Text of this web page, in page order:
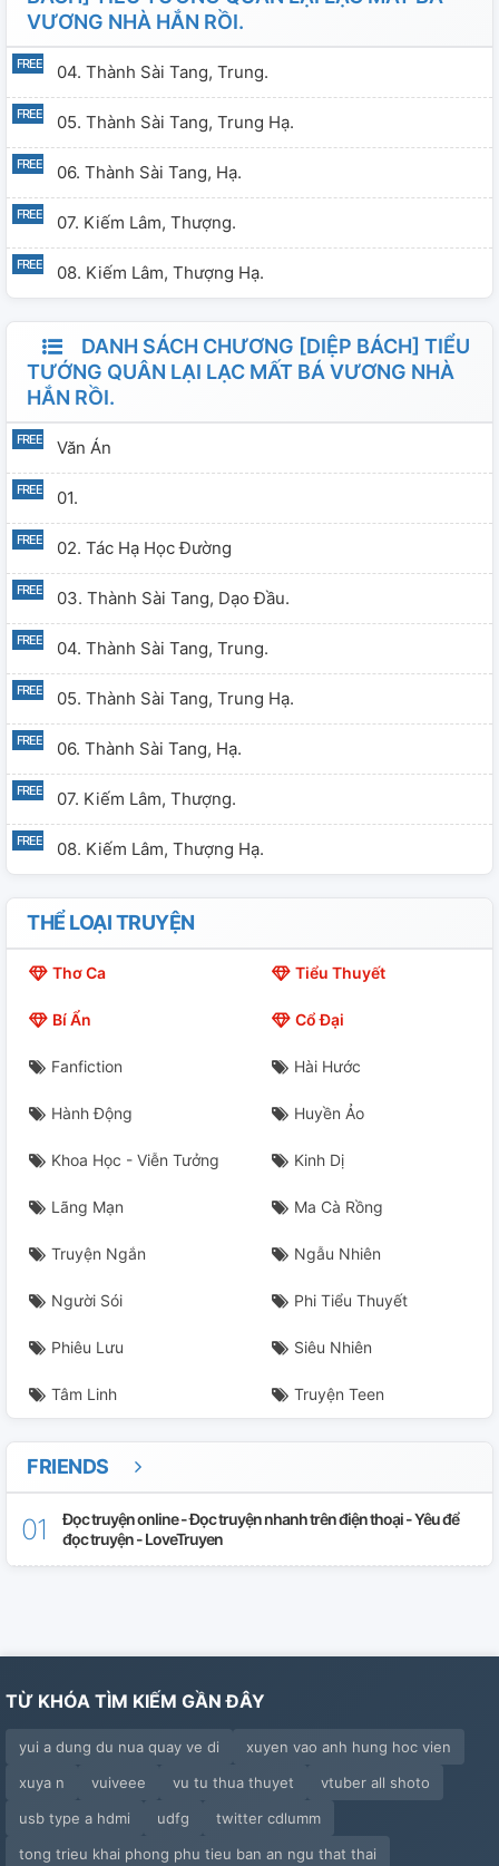
VƯƠNG NHÀ HẮN RỒI.
04. Thành Sài Tang, Trung.
05. Thành Sài Tang, Trung Hạ.
06. Thành Sài Tang, Hạ.
07. Kiếm Lâm, Thượng.
08. Kiếm Lâm, Thượng Hạ.
DANH SÁCH CHƯƠNG [DIỆP BÁCH] TIỂU
TƯỚNG QUÂN LẠI LẠC MẤT BÁ VƯƠNG NHÀ
HẮN RỒI.
Văn Án
01.
02. Tác Hạ Học Đường
03. Thành Sài Tang, Dạo Đầu.
04. Thành Sài Tang, Trung.
05. Thành Sài Tang, Trung Hạ.
06. Thành Sài Tang, Hạ.
07. Kiếm Lâm, Thượng.
08. Kiếm Lâm, Thượng Hạ.
THỂ LOẠI TRUYỆN
Thơ Ca Tiểu Thuyết
Bí Ẩn Cổ Đại
Fanfiction Hài Hước
Hành Động Huyền Ảo
Khoa Học - Viễn Tưởng Kinh Dị
Lãng Mạn Ma Cà Rồng
Truyện Ngắn Ngẫu Nhiên
Người Sói Phi Tiểu Thuyết
Phiêu Lưu Siêu Nhiên
Tâm Linh Truyện Teen
FRIENDS
Đọc truyện online - Đọc truyện nhanh trên điện thoại - Yêu để
đọc truyện - LoveTruyen
TỪ KHÓA TÌM KIẾM GẦN ĐÂY
yui a dung du nua quay ve di
xuyen vao anh hung hoc vien
xuya n
vuiveee vu tu thua thuyet
vtuber all shoto
usb type a hdmi
udfg
twitter cdlumm
tong trieu khai phong phu tieu ban an ngu that thai